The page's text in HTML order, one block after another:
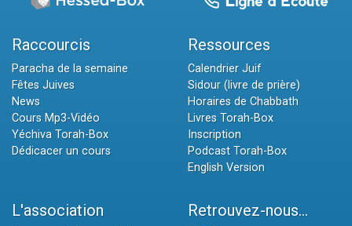
Raccourcis
Paracha de la semaine
Fêtes Juives
News
Cours Mp3-Vidéo
Yéchiva Torah-Box
Dédicacer un cours
Ressources
Calendrier Juif
Sidour (livre de prière)
Horaires de Chabbath
Livres Torah-Box
Inscription
Podcast Torah-Box
English Version
L'association Retrouvez-nous...